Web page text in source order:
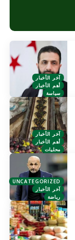
آخر الأخبار
أهم الأخبار
سياسة
آخر الأخبار
أهم الأخبار
محليات
UNCATEGORIZED
آخر الأخبار
رياضة